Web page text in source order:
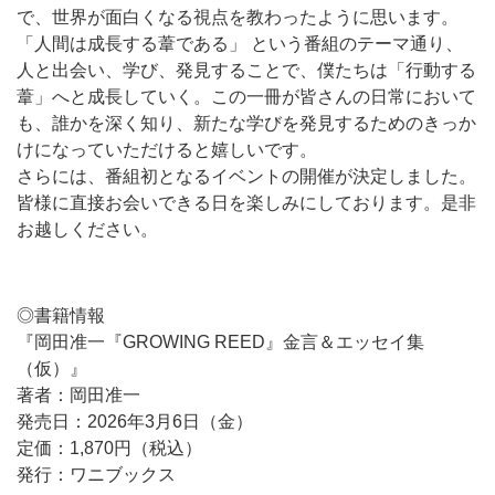
で、世界が面白くなる視点を教わったように思います。
「人間は成長する葦である」 という番組のテーマ通り、
人と出会い、学び、発見することで、僕たちは「行動する
葦」へと成長していく。この一冊が皆さんの日常において
も、誰かを深く知り、新たな学びを発見するためのきっか
けになっていただけると嬉しいです。
さらには、番組初となるイベントの開催が決定しました。
皆様に直接お会いできる日を楽しみにしております。是非
お越しください。
◎書籍情報
『岡田准一『GROWING REED』金言＆エッセイ集
（仮）』
著者：岡田准一
発売日：2026年3月6日（金）
定価：1,870円（税込）
発行：ワニブックス